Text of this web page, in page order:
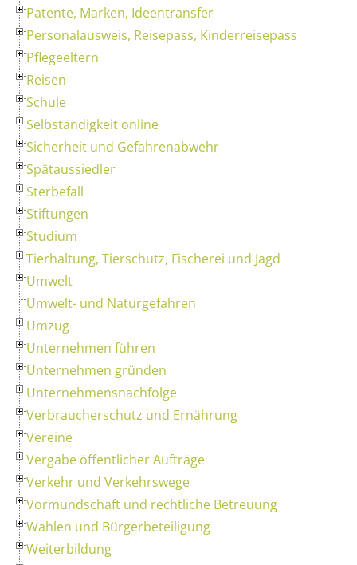
Patente, Marken, Ideentransfer
Personalausweis, Reisepass, Kinderreisepass
Pflegeeltern
Reisen
Schule
Selbständigkeit online
Sicherheit und Gefahrenabwehr
Spätaussiedler
Sterbefall
Stiftungen
Studium
Tierhaltung, Tierschutz, Fischerei und Jagd
Umwelt
Umwelt- und Naturgefahren
Umzug
Unternehmen führen
Unternehmen gründen
Unternehmensnachfolge
Verbraucherschutz und Ernährung
Vereine
Vergabe öffentlicher Aufträge
Verkehr und Verkehrswege
Vormundschaft und rechtliche Betreuung
Wahlen und Bürgerbeteiligung
Weiterbildung